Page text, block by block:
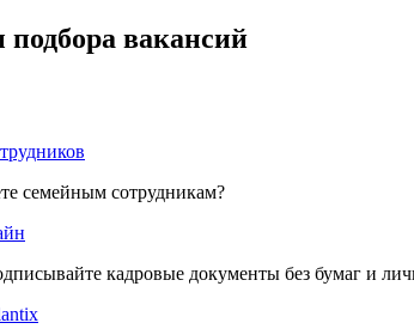
вакансий
семейным сотрудникам?
кадровые документы без бумаг и